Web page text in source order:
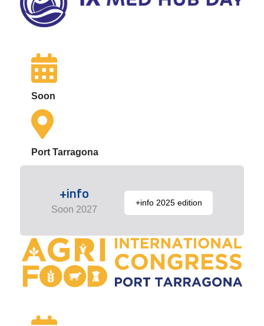
Soon
Port Tarragona
+info
Soon 2027
+info 2025 edition